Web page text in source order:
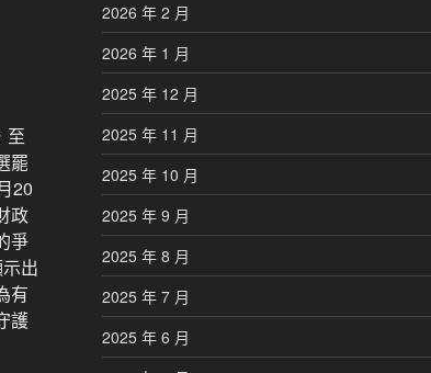
至
罷
20
政
爭
出
有
護
2026 年 2 月
2026 年 1 月
2025 年 12 月
2025 年 11 月
2025 年 10 月
2025 年 9 月
2025 年 8 月
2025 年 7 月
2025 年 6 月